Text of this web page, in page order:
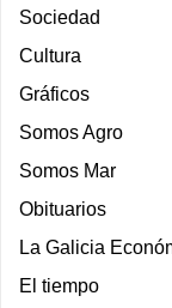
Sociedad
Cultura
Gráficos
Somos Agro
Somos Mar
Obituarios
La Galicia
El tiempo